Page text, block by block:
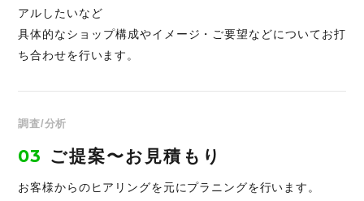
アルしたいなど
具体的なショップ構成やイメージ・ご要望などについてお打
ち合わせを行います。
調査/分析
03 ご提案〜お見積もり
お客様からのヒアリングを元にプラニングを行います。